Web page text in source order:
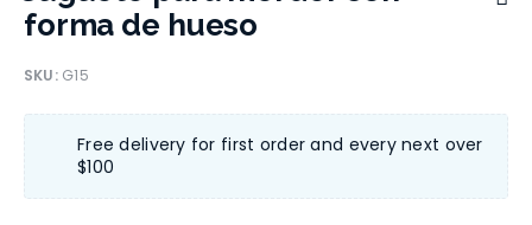
forma de hueso
SKU: G15
Free delivery for first order and every next over
$100